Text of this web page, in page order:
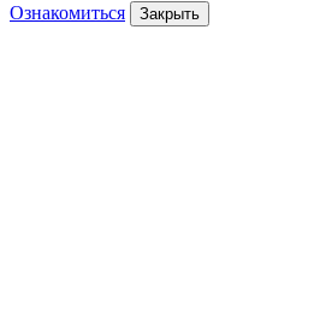
Ознакомиться Закрыть